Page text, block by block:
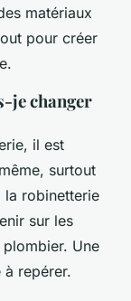
matériaux
pour créer
je changer
il est
surtout
la robinetterie
sur les
Une
repérer.